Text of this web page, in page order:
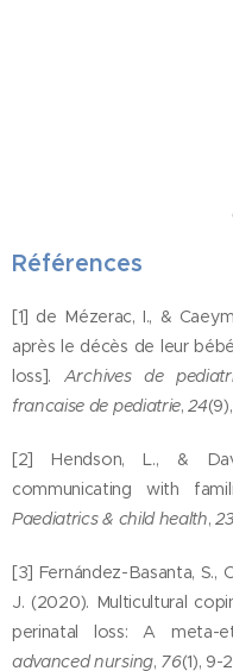
Références
[1] de Mézerac, I., &
après le décès de leur
loss]. Archives de
francaise de pediatrie,24
[2] Hendson, L., &
communicating with
Paediatrics & child health,23
[3] Fernández-Basanta, S.,
J. (2020). Multicultural
perinatal loss: A meta-
advanced nursing, 76(1), 9-